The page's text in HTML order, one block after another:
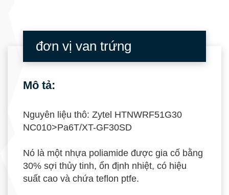
đơn vị van trứng
Mô tả:
Nguyên liệu thô: Zytel HTNWRF51G30
NC010>Pa6T/XT-GF30SD
Nó là một nhựa poliamide được gia cố bằng
30% sợi thủy tinh, ổn định nhiệt, có hiệu
suất cao và chứa teflon ptfe.